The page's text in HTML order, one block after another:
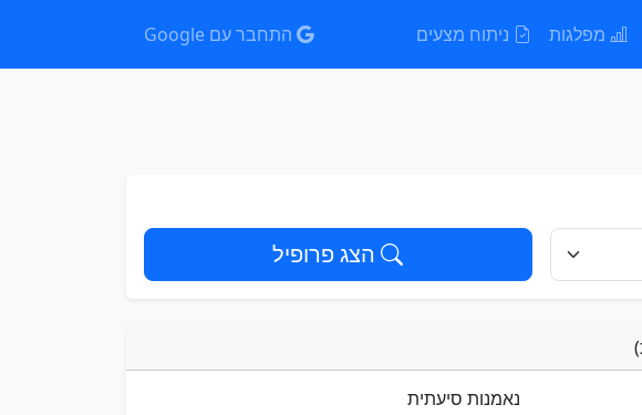
מפלגות ניתוח מצעים התחבר עם Google
הצג פרופיל
נאמנות סיעתית